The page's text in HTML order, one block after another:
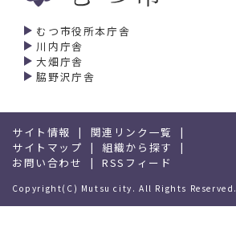
むつ市役所本庁舎
川内庁舎
大畑庁舎
脇野沢庁舎
サイト情報
関連リンク一覧
サイトマップ
組織から探す
お問い合わせ
RSSフィード
Copyright(C) Mutsu city. All Rights Reserved.